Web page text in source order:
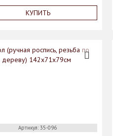
КУПИТЬ
Артикул: 35-096